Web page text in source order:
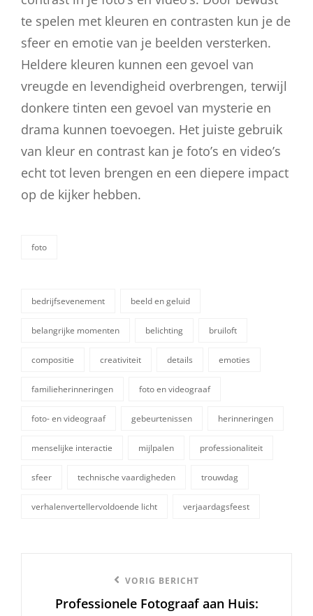
te spelen met kleuren en contrasten kun je de
sfeer en emotie van je beelden versterken.
Heldere kleuren kunnen een gevoel van
vreugde en levendigheid overbrengen, terwijl
donkere tinten een gevoel van mysterie en
drama kunnen toevoegen. Het juiste gebruik
van kleur en contrast kan je foto’s en video’s
echt tot leven brengen en een diepere impact
op de kijker hebben.
foto
bedrijfsevenement beeld en geluid
belangrijke momenten belichting bruiloft
compositie creativiteit details emoties
familieherinneringen foto en videograaf
foto- en videograaf gebeurtenissen herinneringen
menselijke interactie mijlpalen professionaliteit
sfeer technische vaardigheden trouwdag
verhalenvertellervoldoende licht verjaardagsfeest
bericht
VORIG BERICHT
Professionele Fotograaf aan Huis: